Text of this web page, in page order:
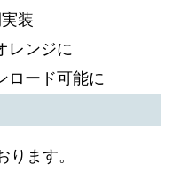
装
レンジに
ロード可能に
ます。